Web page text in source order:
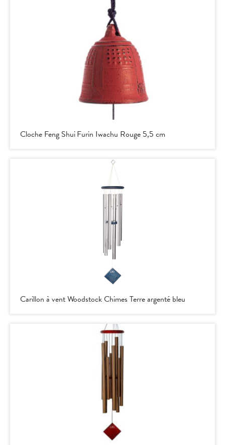
Cloche Feng Shui Furin Iwachu Rouge 5,5 cm
Carillon à vent Woodstock Chimes Terre argenté bleu